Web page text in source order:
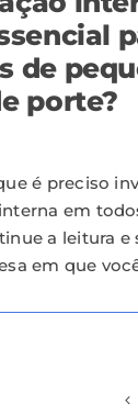
de
porte?
é preciso
em
a leitura e
em que